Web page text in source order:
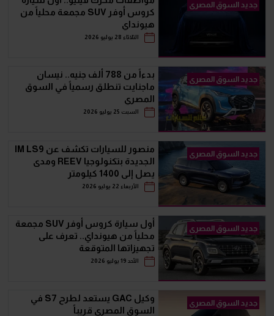
جديد السوق المصرى
كروس أوفر SUV مجمعة محلياً من
هيونداي
الثلاثاء 28 يوليو 2026
جديد السوق المصرى
بدءاً من 788 ألف جنيه.. نيسان
ماجنايت تنطلق رسمياً في السوق
المصري
السبت 25 يوليو 2026
جديد السوق المصرى
منصور للسيارات تكشف عن IM LS9
الجديدة بتكنولوجيا REEV ومدى
يصل إلى 1400 كيلومتر
الأربعاء 22 يوليو 2026
جديد السوق المصرى
أول سيارة كروس أوفر SUV مجمعة
محلياً من هيونداي.. تعرف على
تجهيزاتها المتوقعة
الأحد 19 يوليو 2026
جديد السوق المصرى
وكيل GAC يستعد لطرح S7 في
السوق المصري قريباً